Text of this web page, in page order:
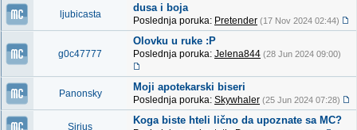
ljubicasta
dusa i boja
Poslednja poruka: Pretender (17 Nov 2024 02:44)
g0c47777
Olovku u ruke :P
Poslednja poruka: Jelena844 (28 Jun 2024 09:00)
Panonsky
Moji apotekarski biseri
Poslednja poruka: Skywhaler (25 Jun 2024 07:28)
Sirius
Koga biste hteli lično da upoznate sa MC?